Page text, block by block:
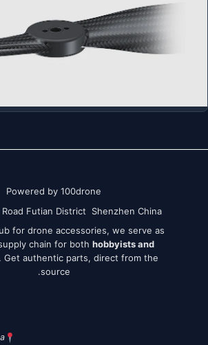
Powered by 100drone
Road Futian District Shenzhen China
for drone accessories, we serve as
chain for both hobbyists and
. Get authentic parts, direct from the
source.